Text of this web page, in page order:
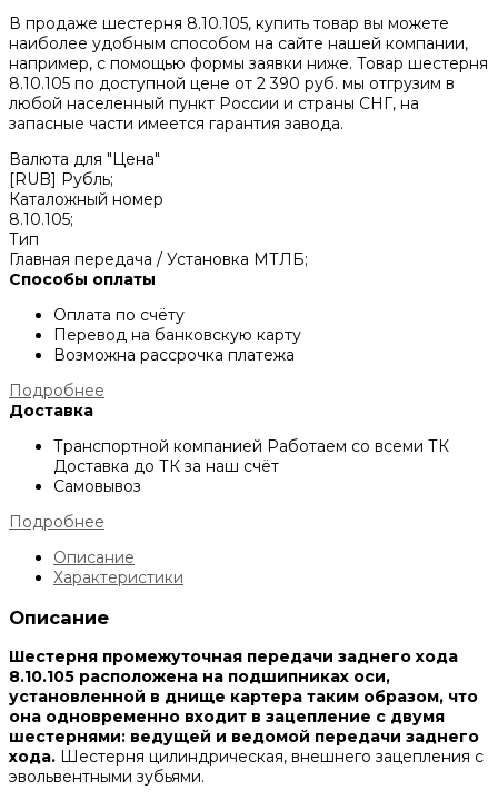
В продаже шестерня 8.10.105, купить товар вы можете
наиболее удобным способом на сайте нашей компании,
например, с помощью формы заявки ниже. Товар шестерня
8.10.105 по доступной цене от 2 390 руб. мы отгрузим в
любой населенный пункт России и страны СНГ, на
запасные части имеется гарантия завода.
Валюта для "Цена"
[RUB] Рубль;
Каталожный номер
8.10.105;
Тип
Главная передача / Установка МТЛБ;
Способы оплаты
Оплата по счёту
Перевод на банковскую карту
Возможна рассрочка платежа
Подробнее
Доставка
Транспортной компанией Работаем со всеми ТК
Доставка до ТК за наш счёт
Самовывоз
Подробнее
Описание
Характеристики
Описание
Шестерня промежуточная передачи заднего хода
8.10.105 расположена на подшипниках оси,
установленной в днище картера таким образом, что
она одновременно входит в зацепление с двумя
шестернями: ведущей и ведомой передачи заднего
хода. Шестерня цилиндрическая, внешнего зацепления с
эвольвентными зубьями.